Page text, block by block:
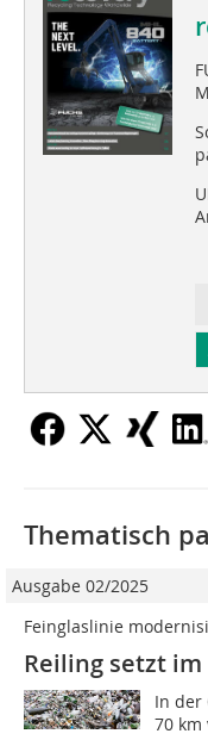
Thematisch
Ausgabe 02/2025
Feinglaslinie
Reiling setzt
In der
70